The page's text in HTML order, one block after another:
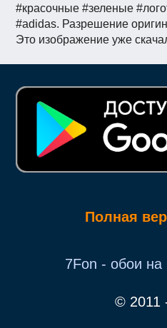
#красочные #зеленые
#adidas. Разрешение
Это изображение уже
Полная
7Fon - обои на
© 2011